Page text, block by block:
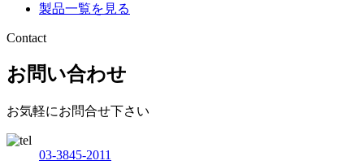
製品一覧を見る
Contact
お問い合わせ
お気軽にお問合せ下さい
03-3845-2011